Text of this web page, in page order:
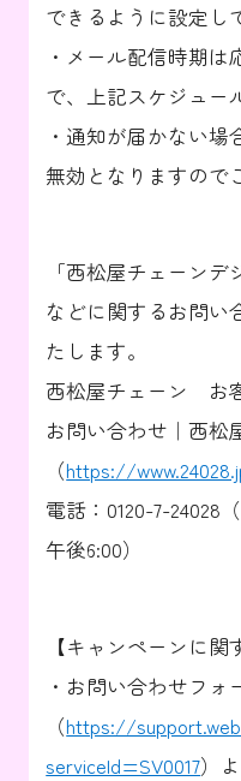
できるように設定し
・メール配信時期
で、上記スケジュー
・通知が届かない
無効となりますので
「西松屋チェーン
などに関するお問い
たします。
西松屋チェーン お
お問い合わせ｜西松
（https://
電話：0120-7-24028
午後6:00）
【キャンペーンに関
・お問い合わせフォ
（https://
serviceId=SV0017）